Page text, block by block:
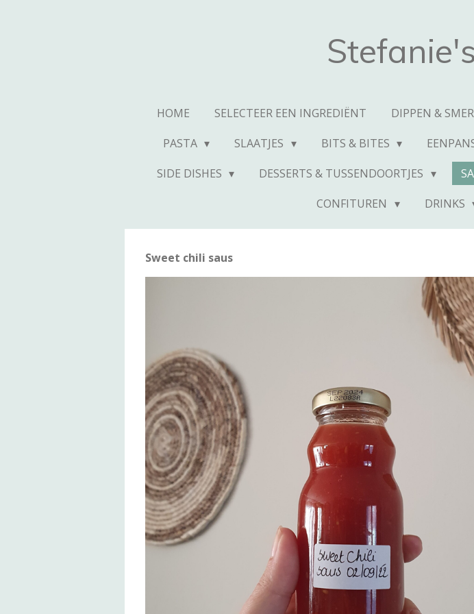
HOME SELECTEER EEN INGREDIËNT DIPPEN &
PASTA
SLAATJES BITS & BITES
SIDE DISHES
DESSERTS & TUSSENDOORTJES
CONFITUREN
DRINKS
Sweet chili saus